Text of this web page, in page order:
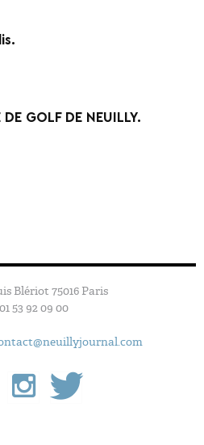
DE GOLF DE NEUILLY.
Blériot 75016 Paris
53 92 09 00